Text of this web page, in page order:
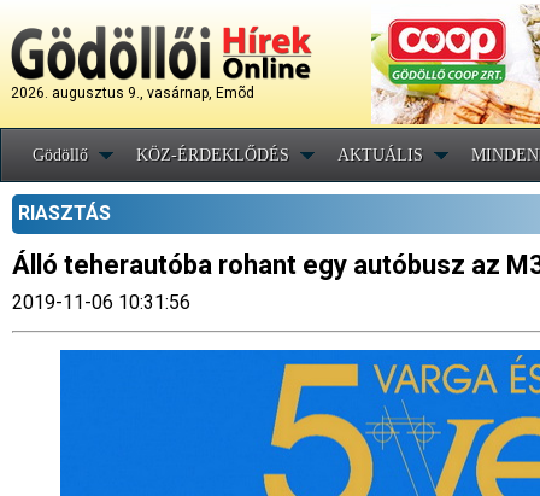
2026. augusztus 9., vasárnap, Emõd
Gödöllő KÖZ-ÉRDEKLŐDÉS AKTUÁLIS
RIASZTÁS
Álló teherautóba rohant egy autóbusz az
2019-11-06 10:31:56